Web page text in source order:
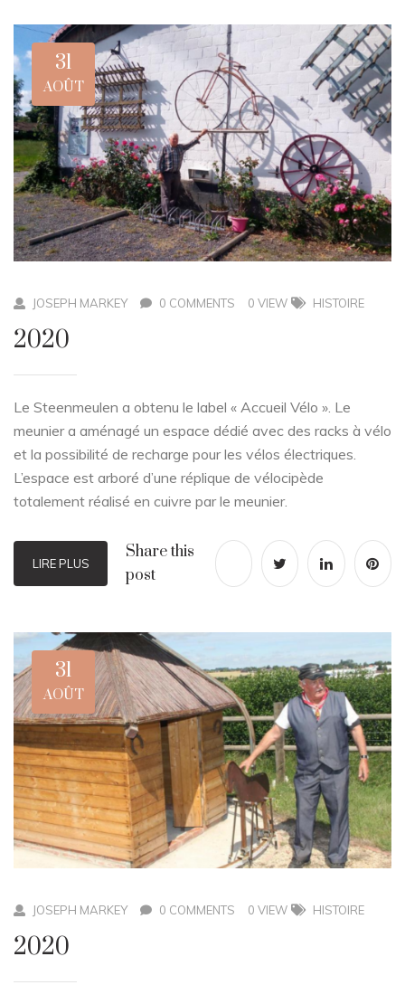
31
AOÛT
JOSEPH MARKEY 0 COMMENTS 0 VIEW HISTOIRE
2020
Le Steenmeulen a obtenu le label « Accueil Vélo ». Le
meunier a aménagé un espace dédié avec des racks à vélo
et la possibilité de recharge pour les vélos électriques.
L’espace est arboré d’une réplique de vélocipède
totalement réalisé en cuivre par le meunier.
LIRE PLUS
Share this
post
31
AOÛT
JOSEPH MARKEY 0 COMMENTS 0 VIEW HISTOIRE
2020